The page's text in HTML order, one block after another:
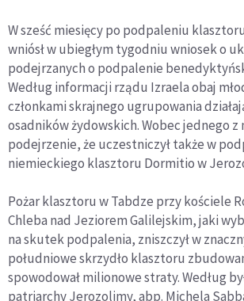
W sześć miesięcy po podpaleniu
wniósł w ubiegłym tygodniu wniosek o
podejrzanych o podpalenie
Według informacji rządu Izraela obaj
członkami skrajnego ugrupowania
osadników żydowskich. Wobec jednego z
podejrzenie, że uczestniczył także w
niemieckiego klasztoru Dormitio w
Pożar klasztoru w Tabdze przy kościele
Chleba nad Jeziorem Galilejskim, jaki
na skutek podpalenia, zniszczył w
południowe skrzydło klasztoru
spowodował milionowe straty. Według
patriarchy Jerozolimy, abp. Michela